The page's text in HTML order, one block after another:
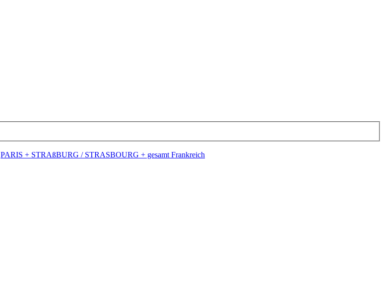
PARIS + STRAßBURG / STRASBOURG + gesamt Frankreich